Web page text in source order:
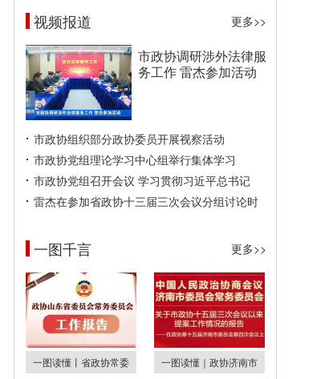
视频报道 更多>>
市政协调研涉外法律服
务工作 雷杰参加活动
市政协组织部分政协委员开展视察活动
市政协党组理论学习中心组举行集体学习
市政协党组召开会议 学习贯彻习近平总书记
雷杰在参加省政协十三届三次会议分组讨论时
一图千言 更多>>
一图读懂丨省政协常委 一图读懂｜政协济南市